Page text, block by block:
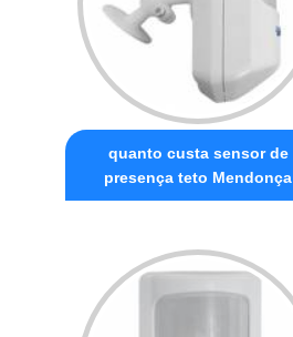
quanto custa sensor de
presença teto Mendonça